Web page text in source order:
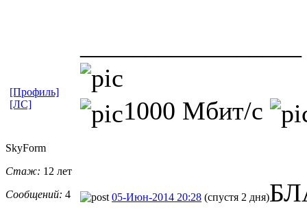
1000 Мбит/с
[Профиль]
[ЛС]
SkyForm
Стаж: 12 лет
Сообщений: 4 05-Июн-2014 20:28 (спустя 2 дня)